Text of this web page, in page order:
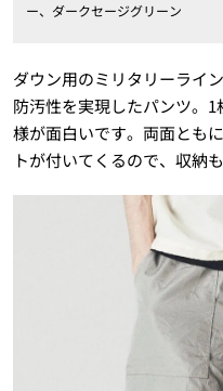
ー、ダークセージグリーン
ダウン用のミリタリーライ
防汚性を実現したパンツ。
様が面白いです。両面とも
トが付いてくるので、収納